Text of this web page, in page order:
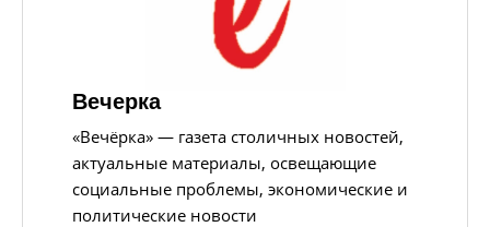
Вечерка
«Вечёрка» — газета столичных новостей,
актуальные материалы, освещающие
социальные проблемы, экономические и
политические новости